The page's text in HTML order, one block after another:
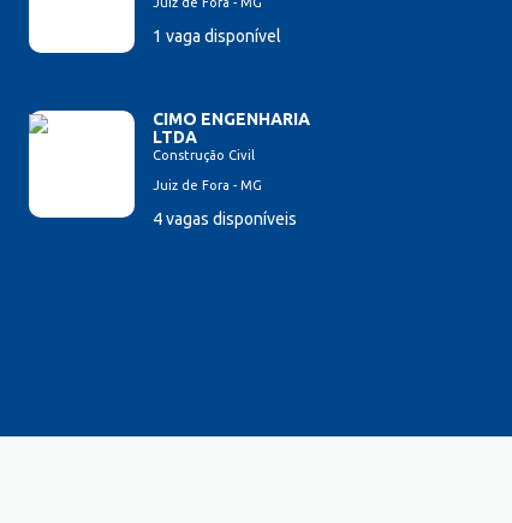
1 vaga disponível
CIMO ENGENHARIA
LTDA
Construção Civil
Juiz de Fora - MG
4 vagas disponíveis